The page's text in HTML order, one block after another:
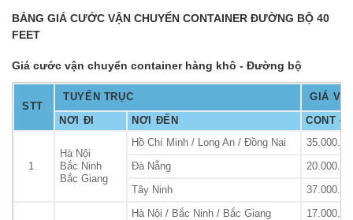
BẢNG GIÁ CƯỚC VẬN CHUYỂN CONTAINER ĐƯỜNG BỘ 40
FEET
Giá cước vận chuyển container hàng khô - Đường bộ
STT
TUYẾN TRỤC GIÁ
NƠI ĐI NƠI ĐẾN CONT
1
Hà Nội
Bắc Ninh
Bắc Giang
Hồ Chí Minh / Long An / Đồng Nai
Đà Nẵng
Tây Ninh
Hà Nội / Bắc Ninh / Bắc Giang